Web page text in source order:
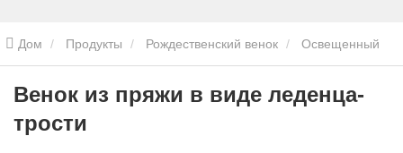
Дом Продукты Рождественский венок Освещенный
Рождественский Венок
Венок из пряжи в виде леденца-
трости